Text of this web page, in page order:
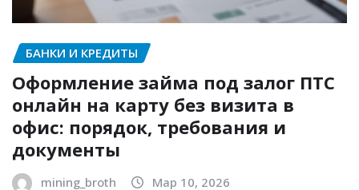
БАНКИ И КРЕДИТЫ
Оформление займа под залог ПТС
онлайн на карту без визита в
офис: порядок, требования и
документы
mining_broth Мар 10, 2026